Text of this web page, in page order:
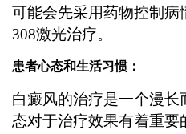
可能会先采用药物控制
308激光治疗。
患者心态和生活习惯：
白癜风的治疗是一个漫
态对于治疗效果有着重